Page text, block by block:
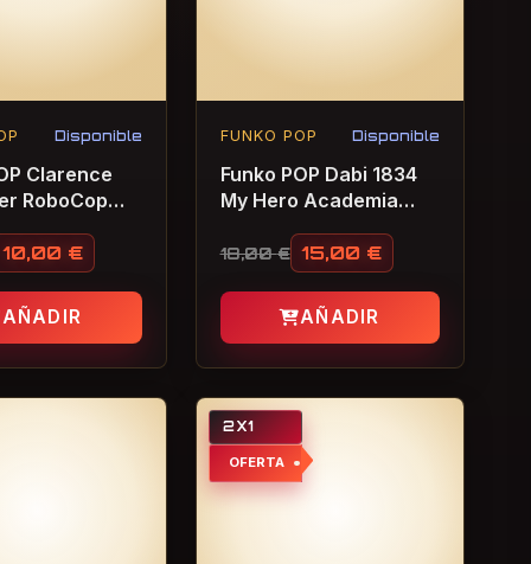
Disponible
Clarence
RoboCop
original era: 14,50 €.
10,00 €
actual es: 10,00 €.
AÑADIR
FUNKO POP Disponible
Funko POP Dabi 1834
My Hero Academia
18,00€
El precio original era: 18,00
15,00 €
El precio actual es: 15,00 €.
AÑADIR
2X1
OFERTA